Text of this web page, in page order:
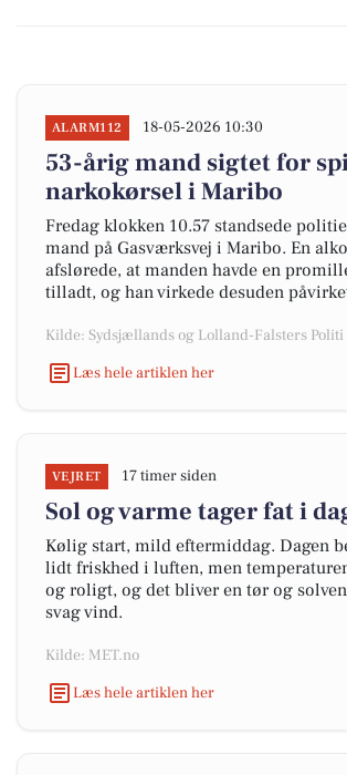
ALARM112 18-05-2026 10:30
53-årig mand sigtet for
narkokørsel i Maribo
Fredag klokken 10.57 standsede
mand på Gasværksvej i Maribo. En
afslørede, at manden havde en
tilladt, og han virkede desuden
Kilde: Sydsjællands og Lolland-Falsters Politi
Læs hele artiklen her
VEJRET 17 timer siden
Sol og varme tager fat i
Kølig start, mild eftermiddag. Dagen
lidt friskhed i luften, men
og roligt, og det bliver en tør og
svag vind.
Kilde: MET.no
Læs hele artiklen her